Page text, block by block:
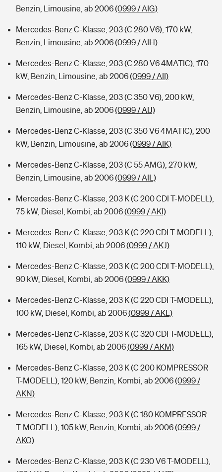
Benzin, Limousine, ab 2006(0999 / AIG)
Mercedes-Benz C-Klasse, 203 (C 280 V6), 170 kW,
Benzin, Limousine, ab 2006(0999 / AIH)
Mercedes-Benz C-Klasse, 203 (C 280 V6 4MATIC), 170
kW, Benzin, Limousine, ab 2006(0999 / AII)
Mercedes-Benz C-Klasse, 203 (C 350 V6), 200 kW,
Benzin, Limousine, ab 2006(0999 / AIJ)
Mercedes-Benz C-Klasse, 203 (C 350 V6 4MATIC), 200
kW, Benzin, Limousine, ab 2006(0999 / AIK)
Mercedes-Benz C-Klasse, 203 (C 55 AMG), 270 kW,
Benzin, Limousine, ab 2006(0999 / AIL)
Mercedes-Benz C-Klasse, 203 K (C 200 CDI T-MODELL),
75 kW, Diesel, Kombi, ab 2006(0999 / AKI)
Mercedes-Benz C-Klasse, 203 K (C 220 CDI T-MODELL),
110 kW, Diesel, Kombi, ab 2006(0999 / AKJ)
Mercedes-Benz C-Klasse, 203 K (C 200 CDI T-MODELL),
90 kW, Diesel, Kombi, ab 2006(0999 / AKK)
Mercedes-Benz C-Klasse, 203 K (C 220 CDI T-MODELL),
100 kW, Diesel, Kombi, ab 2006(0999 / AKL)
Mercedes-Benz C-Klasse, 203 K (C 320 CDI T-MODELL),
165 kW, Diesel, Kombi, ab 2006(0999 / AKM)
Mercedes-Benz C-Klasse, 203 K (C 200 KOMPRESSOR
T-MODELL), 120 kW, Benzin, Kombi, ab 2006(0999 /
AKN)
Mercedes-Benz C-Klasse, 203 K (C 180 KOMPRESSOR
T-MODELL), 105 kW, Benzin, Kombi, ab 2006(0999 /
AKO)
Mercedes-Benz C-Klasse, 203 K (C 230 V6 T-MODELL),